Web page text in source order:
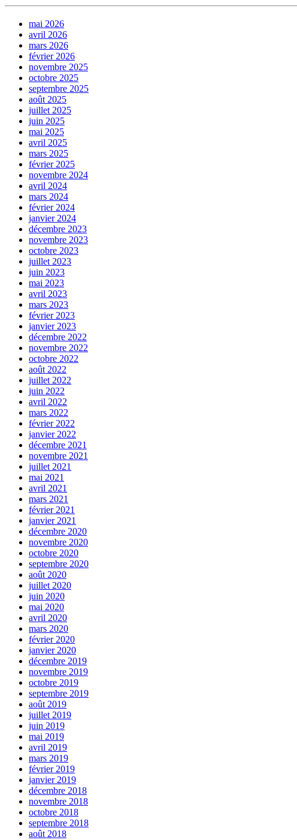
mai 2026
avril 2026
mars 2026
février 2026
novembre 2025
octobre 2025
septembre 2025
août 2025
juillet 2025
juin 2025
mai 2025
avril 2025
mars 2025
février 2025
novembre 2024
avril 2024
mars 2024
février 2024
janvier 2024
décembre 2023
novembre 2023
octobre 2023
juillet 2023
juin 2023
mai 2023
avril 2023
mars 2023
février 2023
janvier 2023
décembre 2022
novembre 2022
octobre 2022
août 2022
juillet 2022
juin 2022
avril 2022
mars 2022
février 2022
janvier 2022
décembre 2021
novembre 2021
juillet 2021
mai 2021
avril 2021
mars 2021
février 2021
janvier 2021
décembre 2020
novembre 2020
octobre 2020
septembre 2020
août 2020
juillet 2020
juin 2020
mai 2020
avril 2020
mars 2020
février 2020
janvier 2020
décembre 2019
novembre 2019
octobre 2019
septembre 2019
août 2019
juillet 2019
juin 2019
mai 2019
avril 2019
mars 2019
février 2019
janvier 2019
décembre 2018
novembre 2018
octobre 2018
septembre 2018
août 2018